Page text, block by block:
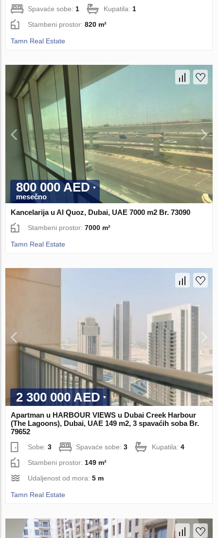
Spavaće sobe: 1 Kupatila: 1
Stambeni prostor:820 m²
Tamn Real Estate
800 000 AED
mesečno
Kancelarija u Al Quoz, Dubai, UAE 7000 m2 Br. 73090
Stambeni prostor:7000 m²
Tamn Real Estate
2 300 000 AED
Apartman u HARBOUR VIEWS u Dubai Creek Harbour
(The Lagoons), Dubai, UAE 149 m2, 3 spavaćih soba Br.
79652
Sobe:3 Spavaće sobe:3 Kupatila:4
Stambeni prostor:149 m²
Udaljenost od mora:5 m
Tamn Real Estate